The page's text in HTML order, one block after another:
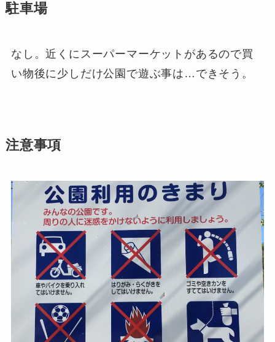
駐車場
なし。近くにスーパーマーケットがあるので買
い物後に少しだけ公園で遊ぶ事は…できそう。
注意事項